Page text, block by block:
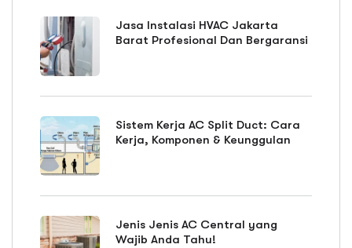
Jasa Instalasi HVAC Jakarta
Barat Profesional Dan Bergaransi
Sistem Kerja AC Split Duct: Cara
Kerja, Komponen & Keunggulan
Jenis Jenis AC Central yang
Wajib Anda Tahu!